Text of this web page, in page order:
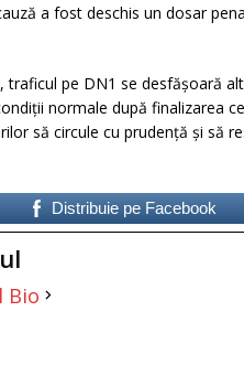
a fost deschis un dosar
pe DN1 se desfășoară
normale după finalizarea
să circule cu prudență și să
Distribuie pe Facebook
Bio